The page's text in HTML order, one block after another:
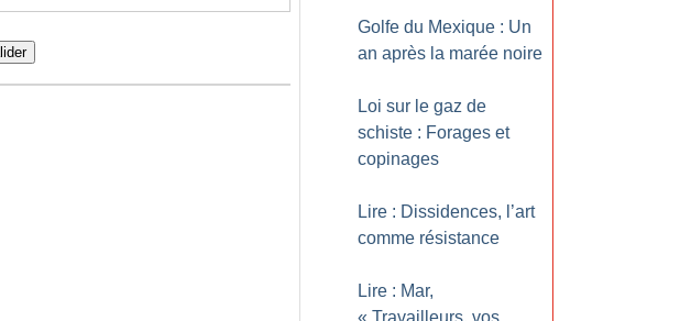
Golfe du Mexique : Un
an après la marée noire
Loi sur le gaz de
schiste : Forages et
copinages
Lire : Dissidences, l’art
comme résistance
Lire : Mar,
« Travailleurs, vos